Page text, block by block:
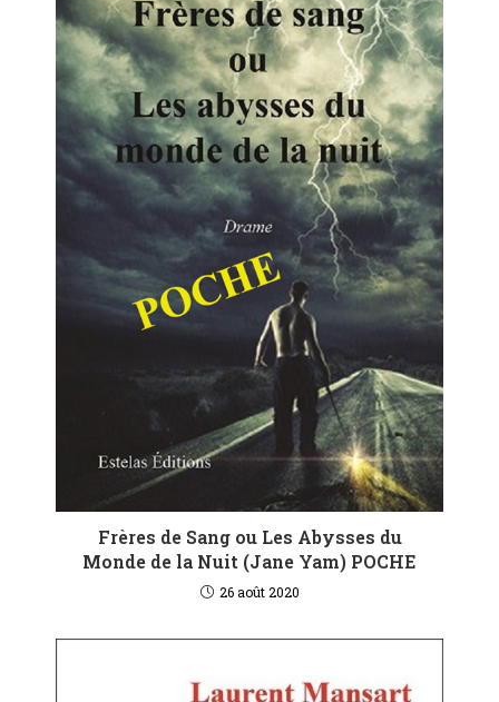
Frères de Sang ou Les Abysses du
Monde de la Nuit (Jane Yam) POCHE
26 août 2020